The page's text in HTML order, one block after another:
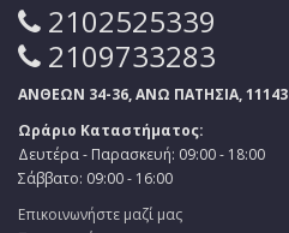
2102525339
2109733283
ΑΝΘΕΩΝ 34-36, ΑΝΩ ΠΑΤΗΣΙΑ, 11143
Ωράριο Καταστήματος:
Δευτέρα - Παρασκευή: 09:00 - 18:00
Σάββατο: 09:00 - 16:00
Επικοινωνήστε μαζί μας